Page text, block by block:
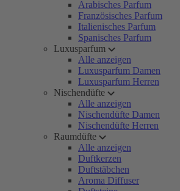
Arabisches Parfum
Französisches Parfum
Italienisches Parfum
Spanisches Parfum
Luxusparfum
Alle anzeigen
Luxusparfum Damen
Luxusparfum Herren
Nischendüfte
Alle anzeigen
Nischendüfte Damen
Nischendüfte Herren
Raumdüfte
Alle anzeigen
Duftkerzen
Duftstäbchen
Aroma Diffuser